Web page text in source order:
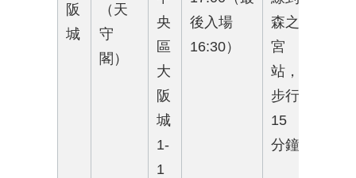
阪
城
（天
守
閣）
央
區
大
阪
城
1-
1
後入場
16:30）
森之
宮
站，
步行
15
分鐘